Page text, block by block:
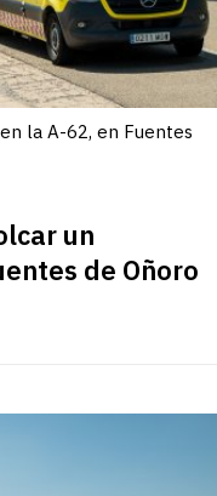
la A-62, en Fuentes
un
de Oñoro